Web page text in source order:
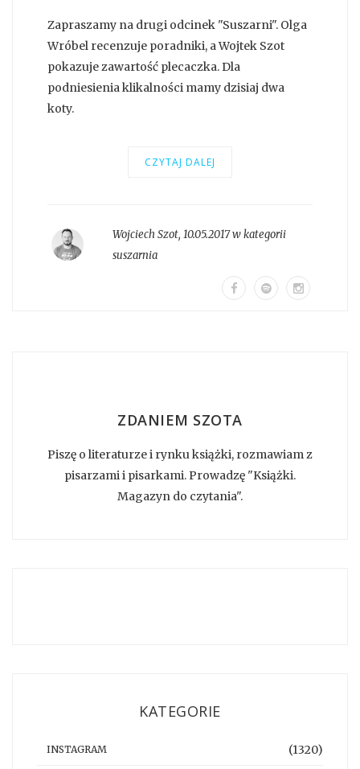
Zapraszamy na drugi odcinek "Suszarni". Olga
Wróbel recenzuje poradniki, a Wojtek Szot
pokazuje zawartość plecaczka. Dla
podniesienia klikalności mamy dzisiaj dwa
koty.
CZYTAJ DALEJ
Wojciech Szot,10.05.2017 w kategorii
suszarnia
ZDANIEM SZOTA
Piszę o literaturze i rynku książki, rozmawiam z
pisarzami i pisarkami. Prowadzę "Książki.
Magazyn do czytania".
KATEGORIE
INSTAGRAM (1320)